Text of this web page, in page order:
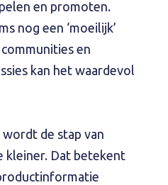
en promoten.
nog een ‘moeilijk’
en
kan het waardevol
de stap van
kleiner. Dat betekent